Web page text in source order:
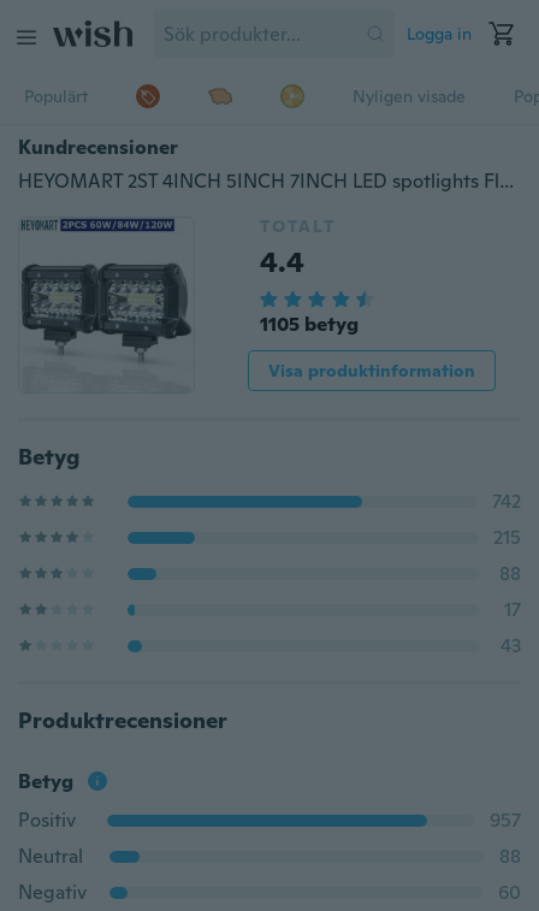
Logga in
Populärt Nyligen visade
Kundrecensioner
HEYOMART 2ST 4INCH 5INCH 7INCH LED spotlights Flood Light Combo Beam Arbetsljus Bar Lampa Driving Dim Light för terräng SUV 4x4WD Bil Båt Lastbil ATV Jeep Fordon 60W/84W/120W
TOTALT
4.4
1105 betyg
Visa produktinformation
Betyg
742
215
88
17
43
Produktrecensioner
Betyg
Positiv
957
Neutral
88
Negativ
60